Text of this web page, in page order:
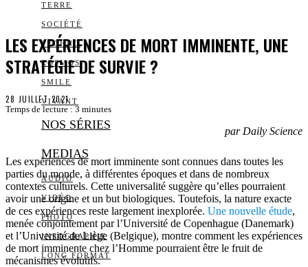
TERRE
SOCIÉTÉ
TECHNO
COSMOS
SMILE
VIVANT
NOS SÉRIES
MEDIAS
AUDIO
VIDÉO
PHOTO
INFOGRAPHIE
LONG FORMAT
LES EXPÉRIENCES DE MORT IMMINENTE, UNE
STRATÉGIE DE SURVIE ?
28 JUILLET 2021
Temps de lecture : 3 minutes
par Daily Science
Les expériences de mort imminente sont connues dans toutes les
parties du monde, à différentes époques et dans de nombreux
contextes culturels. Cette universalité suggère qu’elles pourraient
avoir une origine et un but biologiques. Toutefois, la nature exacte
de ces expériences reste largement inexplorée. Une nouvelle étude,
menée conjointement par l’Université de Copenhague (Danemark)
et l’Université de Liège (Belgique), montre comment les expériences
de mort imminente chez l’Homme pourraient être le fruit de
mécanismes évolutifs.